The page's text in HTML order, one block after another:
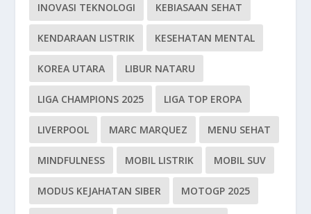
INOVASI TEKNOLOGI KEBIASAAN SEHAT
KENDARAAN LISTRIK KESEHATAN MENTAL
KOREA UTARA LIBUR NATARU
LIGA CHAMPIONS 2025 LIGA TOP EROPA
LIVERPOOL MARC MARQUEZ MENU SEHAT
MINDFULNESS MOBIL LISTRIK MOBIL SUV
MODUS KEJAHATAN SIBER MOTOGP 2025